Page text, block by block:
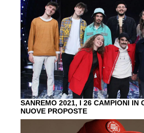
SANREMO 2021, I 26 CAMPIONI IN
NUOVE PROPOSTE